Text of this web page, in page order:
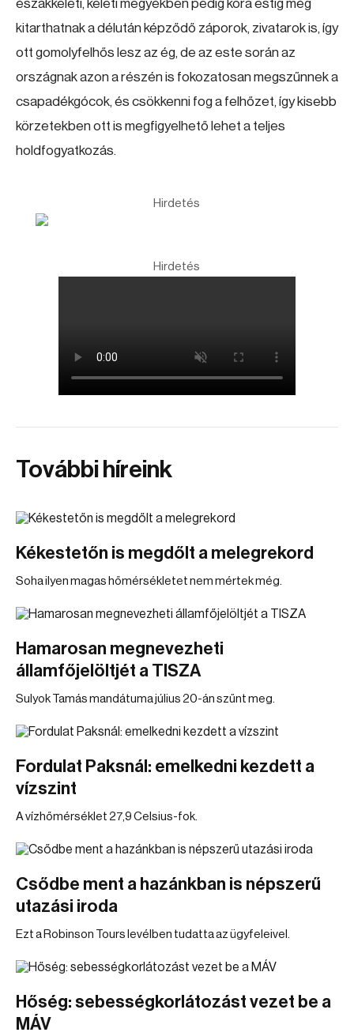
északkeleti, keleti megyékben pedig kora estig még
kitarthatnak a délután képződő záporok, zivatarok is, így
ott gomolyfelhős lesz az ég, de az este során az
országnak azon a részén is fokozatosan megszűnnek a
csapadékgócok, és csökkenni fog a felhőzet, így kisebb
körzetekben ott is megfigyelhető lehet a teljes
holdfogyatkozás.
Hirdetés
Hirdetés
További híreink
Kékestetőn is megdőlt a melegrekord
Soha ilyen magas hőmérsékletet nem mértek még.
Hamarosan megnevezheti
államfőjelöltjét a TISZA
Sulyok Tamás mandátuma július 20-án szűnt meg.
Fordulat Paksnál: emelkedni kezdett a
vízszint
A vízhőmérséklet 27,9 Celsius-fok.
Csődbe ment a hazánkban is népszerű
utazási iroda
Ezt a Robinson Tours levélben tudatta az ügyfeleivel.
Hőség: sebességkorlátozást vezet be a
MÁV